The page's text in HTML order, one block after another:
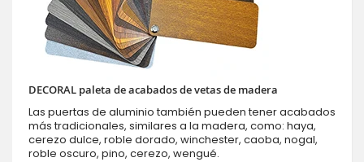
DECORAL paleta de acabados de vetas de madera
Las puertas de aluminio también pueden tener acabados
más tradicionales, similares a la madera, como: haya,
cerezo dulce, roble dorado, winchester, caoba, nogal,
roble oscuro, pino, cerezo, wengué.